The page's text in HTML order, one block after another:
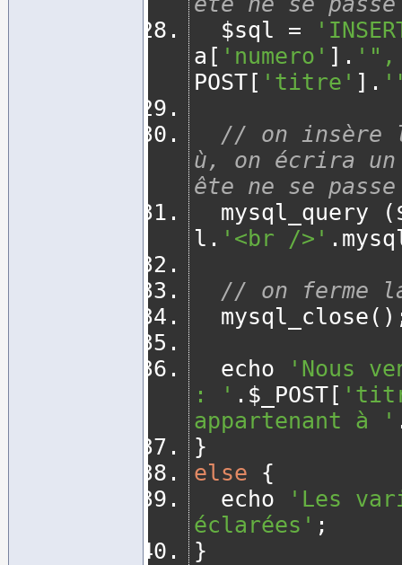
	$sql
=
a [ 'numero' ].
POST [ 'titre' ].
// on insère
ù, on écrira
ête ne se
	mysql_query
(
l . '<br />' .
// on ferme
	mysql_close
	echo
'Nous
: ' . $_POST [
appartenant à '
}
else
{
	echo
'Les
éclarées' ;
}